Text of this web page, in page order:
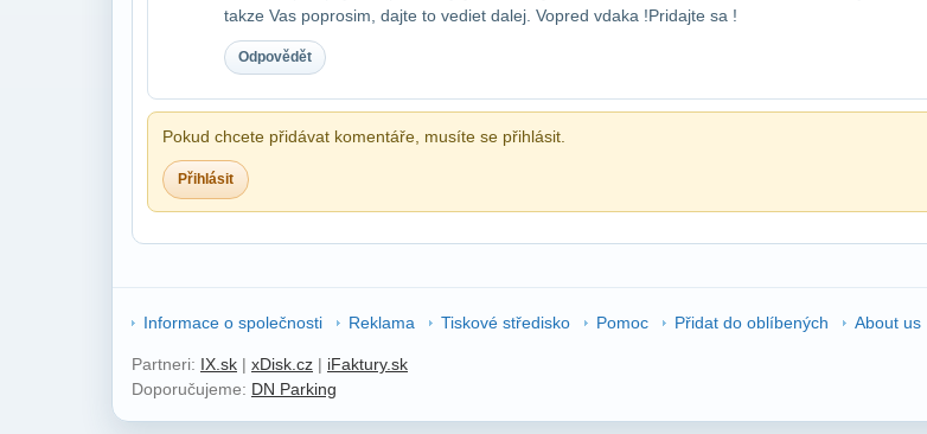
takze Vas poprosim, dajte to vediet dalej. Vopred vdaka !​ Pridajte sa !
Odpovědět
Pokud chcete přidávat komentáře, musíte se přihlásit.
Přihlásit
Informace o společnosti Reklama Tiskové středisko Pomoc Přidat do oblíbených About us
Partneri: IX.sk | xDisk.cz | iFaktury.sk
Doporučujeme: DN Parking